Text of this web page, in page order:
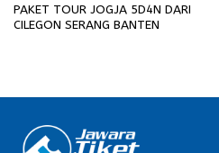
PAKET TOUR JOGJA 5D4N DARI
CILEGON SERANG BANTEN